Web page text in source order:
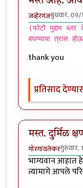
जव्हेरगंजबुधवार, 09/
(फोटो मुद्दाम
बघण्याचा त्रास
thank you
प्रतिसाद
मस्त. दुर्मिळ
गोरगावलेकरगुरुवार,
भाग्यवान आहात
त्यामागे आपले